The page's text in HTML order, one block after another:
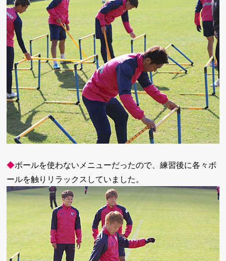
◆ボールを使わないメニューだったので、練習後に各々ボ
ールを触りリラックスしていました。